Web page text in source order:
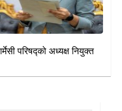
परिषद्को अध्यक्ष नियुक्त